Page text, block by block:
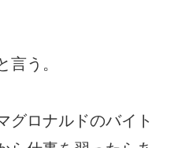
言う。
グロナルドのバイト